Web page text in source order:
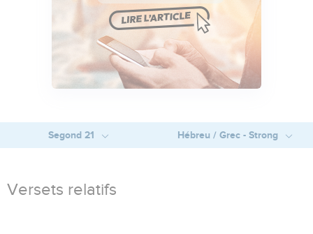
Segond 21 Hébreu / Grec - Strong
Versets relatifs